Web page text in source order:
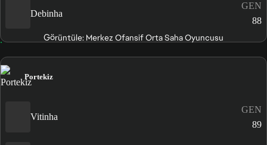
Debinha
GEN
88
Görüntüle: Merkez Ofansif Orta Saha Oyuncusu
Portekiz
Vitinha
GEN
89